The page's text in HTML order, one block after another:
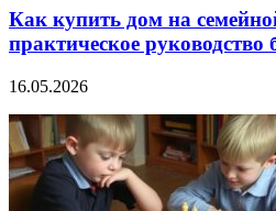
Как купить дом на
практическое руководство
16.05.2026